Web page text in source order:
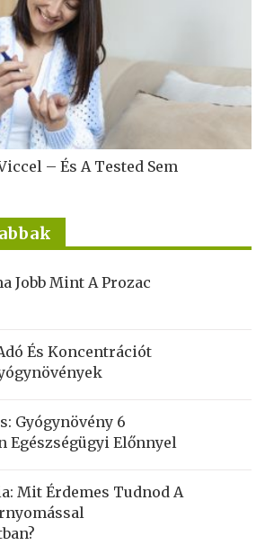
– És A Tested Sem
Jobb Mint A Prozac
És Koncentrációt
Gyógynövény 6
Egészségügyi Előnnyel
Mit Érdemes Tudnod A